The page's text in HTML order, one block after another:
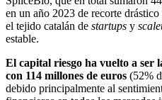
en un año 2023 de recorte
el tejido catalán de startups y
estable.
El capital riesgo ha vuelto a ser
con 114 millones de euros (52%
debido principalmente al